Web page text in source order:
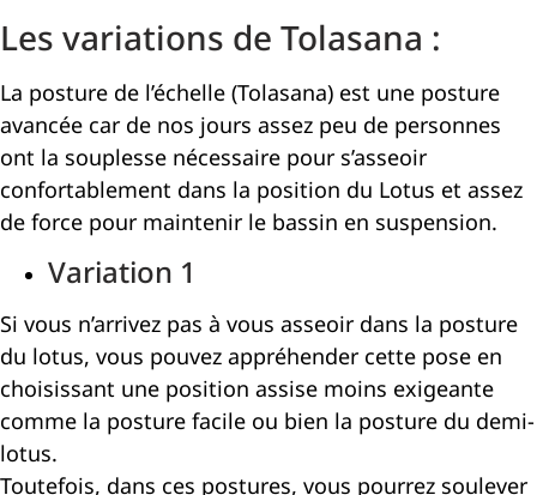
Les variations de Tolasana :
La posture de l’échelle (Tolasana) est une posture
avancée car de nos jours assez peu de personnes
ont la souplesse nécessaire pour s’asseoir
confortablement dans la position du Lotus et assez
de force pour maintenir le bassin en suspension.
Variation 1
Si vous n’arrivez pas à vous asseoir dans la posture
du lotus, vous pouvez appréhender cette pose en
choisissant une position assise moins exigeante
comme la posture facile ou bien la posture du demi-
lotus.
Toutefois, dans ces postures, vous pourrez soulever